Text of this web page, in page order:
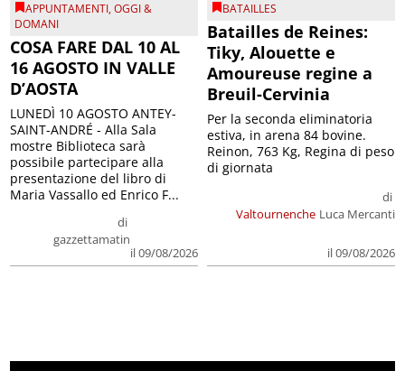
APPUNTAMENTI,OGGI &
DOMANI
COSA FARE DAL 10 AL
16 AGOSTO IN VALLE
D’AOSTA
di
gazzettamatin
il 09/08/2026
LUNEDÌ 10 AGOSTO ANTEY-
SAINT-ANDRÉ - Alla Sala
mostre Biblioteca sarà
possibile partecipare alla
presentazione del libro di
Maria Vassallo ed Enrico F...
BATAILLES
Batailles de Reines:
Tiky, Alouette e
Amoureuse regine a
Breuil-Cervinia
Valtournenche
di
Luca Mercanti
il 09/08/2026
Per la seconda eliminatoria
estiva, in arena 84 bovine.
Reinon, 763 Kg, Regina di peso
di giornata